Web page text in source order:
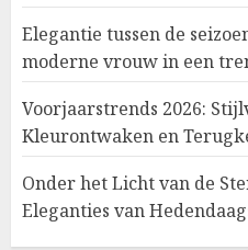
Elegantie tussen de
moderne vrouw in een
Voorjaarstrends 2026:
Kleurontwaken en
Onder het Licht van de
Eleganties van